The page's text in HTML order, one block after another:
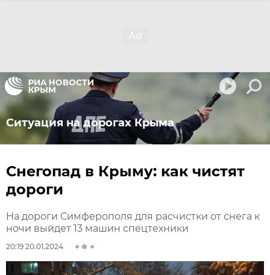
Ситуация на дорогах Крыма
Снегопад в Крыму: как чистят
дороги
На дороги Симферополя для расчистки от снега к
ночи выйдет 13 машин спецтехники
20:19 20.01.2024